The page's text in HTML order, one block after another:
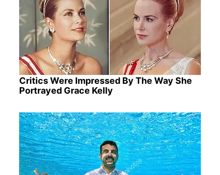
Critics Were Impressed By The Way She
Portrayed Grace Kelly